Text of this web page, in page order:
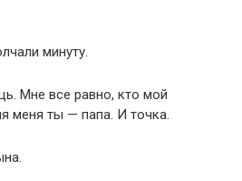
минуту.
Мне все равно, кто мой
меня ты — папа. И точка.